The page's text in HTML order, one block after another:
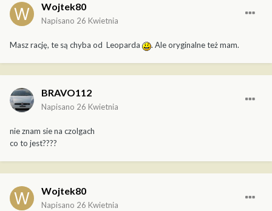
Wojtek80
Napisano 26 Kwietnia
Masz rację, te są chyba od Leoparda . Ale oryginalne też mam.
BRAVO112
Napisano 26 Kwietnia
nie znam sie na czolgach
co to jest????
Wojtek80
Napisano 26 Kwietnia